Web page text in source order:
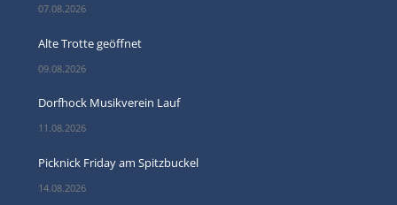
07.08.2026
Alte Trotte geöffnet
09.08.2026
Dorfhock Musikverein Lauf
11.08.2026
Picknick Friday am Spitzbuckel
14.08.2026